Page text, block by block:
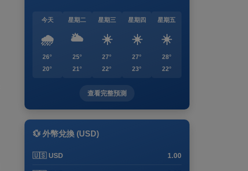
今天
🌧️
26°
20°
星期二
🌥️
25°
21°
星期三
☀️
27°
22°
星期四
☀️
27°
23°
星期五
☀️
28°
22°
查看完整預測
💱 外幣兌換 (USD)
🇺🇸 USD 1.00